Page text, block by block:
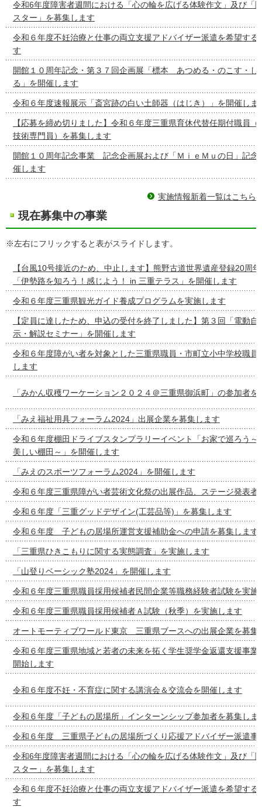
令和6年度障害者週間における「心の輪を広げる体験作文」及び「
スター」を募集します
令和６年度不妊治療と仕事の両立支援アドバイザー派遣を希望する
す
開館１０周年記念・第３７回企画展「標本 あつめる・のこす・し
る」を開催します
令和６年度速報展示「斎宮跡の白い土師器（はじき）」を開催しま
【応募を締め切りました】令和６年度三重県育休代替任期付職員
技術専門員）を募集します
開館１０周年記念事業 記念企画展および「ＭｉｅＭｕの日」記念
催します
実施情報新着一覧はこちら
現在募集中の事業
※左右にフリックすると表がスライドします。
【台風10号接近のため、中止します】熊野古道世界遺産登録20周
「伊勢路を知ろう！感じよう！ in 三重テラス」を開催します
令和６年度三重県観光ガイド養成プログラムを実施します
【定員に達したため、申込の受付を終了しました】第３回「電動
示・解説セミナー」を開催します
令和６年度障がい者を対象とした三重県職員・市町立小中学校職員
します
「みかん収穫ワーケーション２０２４＠三重県御浜町」の参加者を
「みえ福祉用具フォーラム2024」出展企業を募集します
令和６年度棚田ドライブスタンプラリーイベント「お家で巡ろう～
美しい棚田～」を開催します
「みえのスポーツフォーラム2024」を開催します
令和６年度三重県障がい者芸術文化祭の出展作品、ステージ発表者
令和６年度「三重グッドデザイン(工芸品等)」を募集します
令和６年度 子どもの居場所運営支援補助金への申請を募集します
「三重県ひきこもりに関する実態調査」を実施します
「山登りベーシック塾2024」を開催します
令和６年度三重県職員採用候補者民間企業等職務経験者試験を実施
令和６年度三重県職員採用候補者Ａ試験（秋季）を実施します
オートモーティブワールド東京 三重県ブースへの出展企業を募集
令和６年度三重県地域と若者の未来を拓く学生奨学金返還支援事業
開始します
令和６年度不妊・不育症に関する講演会＆交流会を開催します
令和６年度「子どもの居場所」インターンシップ参加者を募集しま
令和６年度 三重県子どもの居場所づくり応援アドバイザー派遣事
令和6年度障害者週間における「心の輪を広げる体験作文」及び「
スター」を募集します
令和６年度不妊治療と仕事の両立支援アドバイザー派遣を希望する
す